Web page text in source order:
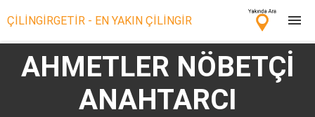
ÇİLİNGİRGETİR - EN YAKIN ÇİLİNGİR
Çilingir Ara
Çilingir misin? Bize Katıl!
AHMETLER NÖBETÇİ
ANAHTARCI